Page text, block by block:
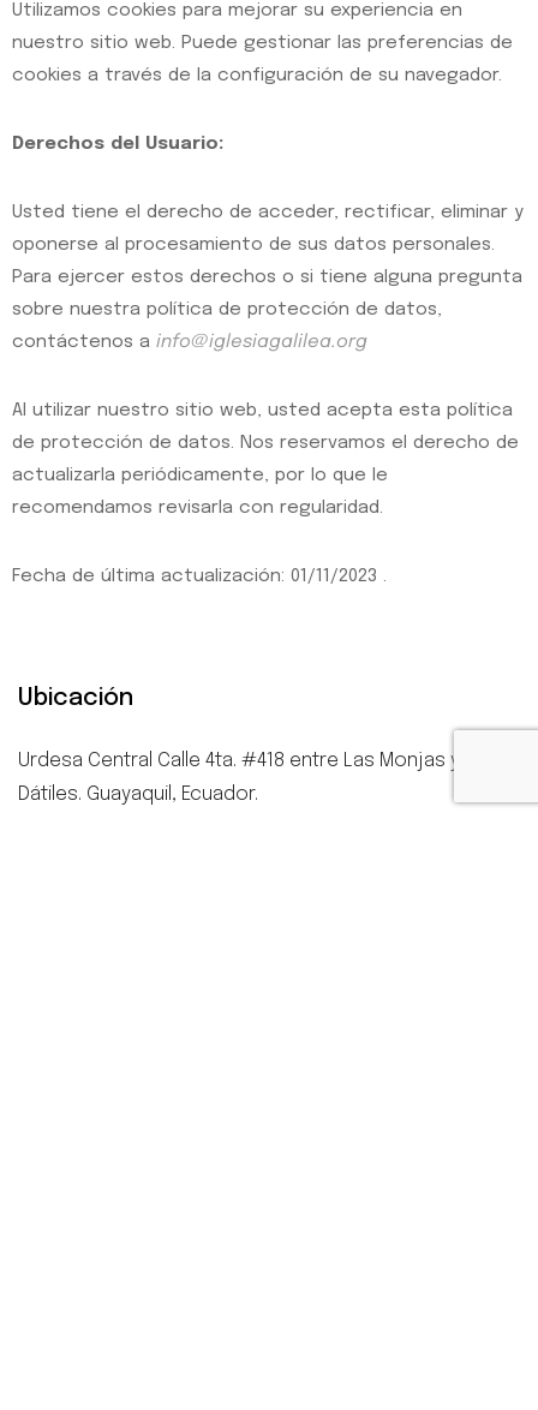
Utilizamos cookies para mejorar su experiencia en
nuestro sitio web. Puede gestionar las preferencias de
cookies a través de la configuración de su navegador.
Derechos del Usuario:
Usted tiene el derecho de acceder, rectificar, eliminar y
oponerse al procesamiento de sus datos personales.
Para ejercer estos derechos o si tiene alguna pregunta
sobre nuestra política de protección de datos,
contáctenos a info@iglesiagalilea.org
Al utilizar nuestro sitio web, usted acepta esta política
de protección de datos. Nos reservamos el derecho de
actualizarla periódicamente, por lo que le
recomendamos revisarla con regularidad.
Fecha de última actualización: 01/11/2023 .
Ubicación
Urdesa Central Calle 4ta. #418 entre Las Monjas y
Dátiles. Guayaquil, Ecuador.